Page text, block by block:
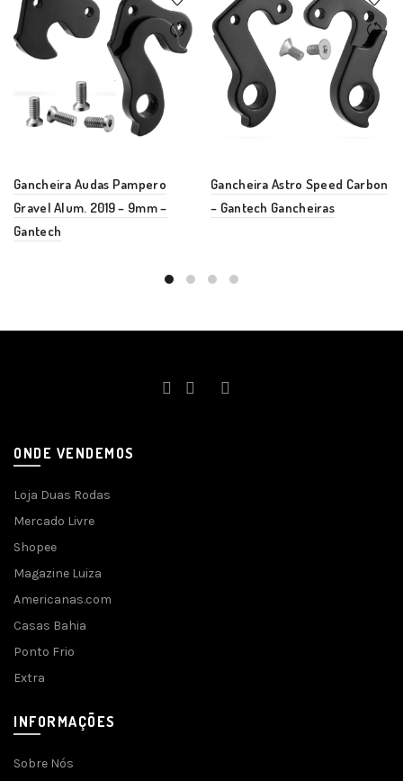
Gancheira Audas Pampero
Gravel Alum. 2019 – 9mm –
Gantech
Gancheira Astro Speed Carbon
– Gantech Gancheiras
ONDE VENDEMOS
Loja Duas Rodas
Mercado Livre
Shopee
Magazine Luiza
Americanas.com
Casas Bahia
Ponto Frio
Extra
INFORMAÇÕES
Sobre Nós